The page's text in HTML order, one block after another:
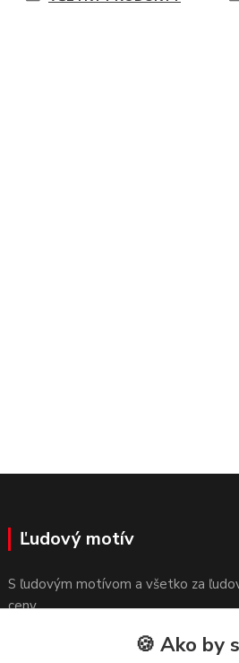
Ľudový motív
S ľudovým motívom a všetko za
ceny.
🍪 Ako by